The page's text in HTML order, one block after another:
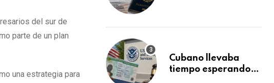
del sur de
parte de un plan
una estrategia para
decidirse en una
Cubano llevaba
tiempo esperando